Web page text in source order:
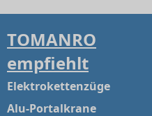
TOMANRO
empfiehlt
Elektrokettenzüge
Alu-Portalkrane